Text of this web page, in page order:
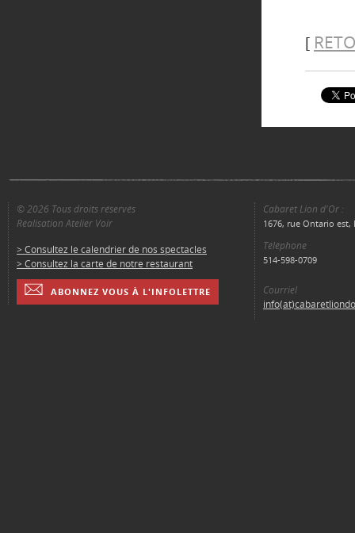
[
© 2026 Tous droits réservés
Réalisation Atelier Voir
> Consultez le calendrier de nos spectacles
> Consultez la carte de notre restaurant
ABONNEZ VOUS À L'INFOLETTRE
Cabaret Lion d'Or :
1676, rue Ontario est,
Téléphone
514-598-0709
Courriel